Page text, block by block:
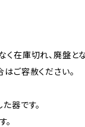
く在庫切れ、廃盤と
ご容赦ください。
器です。